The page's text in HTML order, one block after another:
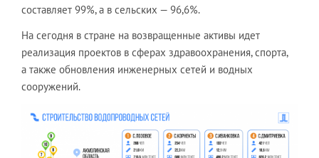
составляет 99%, а в сельских — 96,6%.
На сегодня в стране на возвращенные активы идет
реализация проектов в сферах здравоохранения, спорта,
а также обновления инженерных сетей и водных
сооружений.